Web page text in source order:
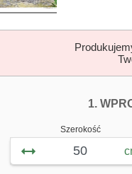
1.
Szerokość